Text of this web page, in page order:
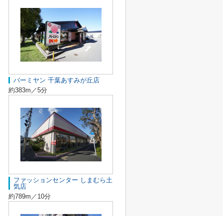
バーミヤン 千葉あすみが丘店
約383m／5分
ファッションセンター しまむら土
気店
約789m／10分